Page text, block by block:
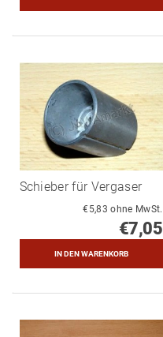
Schieber für Vergaser
€5,83 ohne MwSt.
€7,05